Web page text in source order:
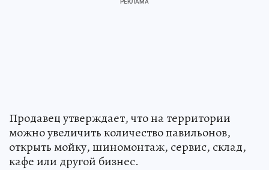
Продавец утверждает, что на территории
можно увеличить количество павильонов,
открыть мойку, шиномонтаж, сервис, склад,
кафе или другой бизнес.